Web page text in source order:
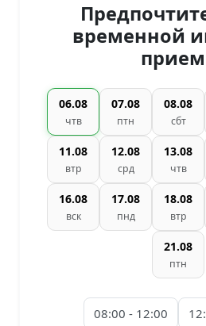
временной
06.08
чтв
07.08
птн
08.08
сбт
11.08
втр
12.08
срд
13.08
чтв
16.08
вск
17.08
пнд
18.08
втр
21.08
птн
08:00 - 12:00